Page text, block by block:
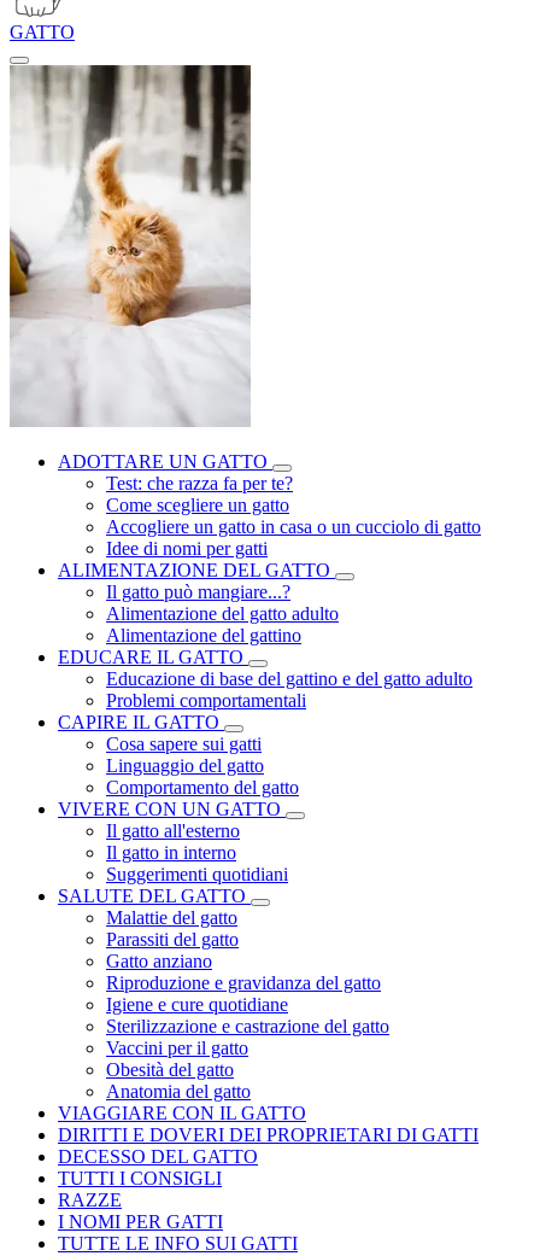
GATTO
ADOTTARE UN GATTO
Test: che razza fa per te?
Come scegliere un gatto
Accogliere un gatto in casa o un cucciolo di gatto
Idee di nomi per gatti
ALIMENTAZIONE DEL GATTO
Il gatto può mangiare...?
Alimentazione del gatto adulto
Alimentazione del gattino
EDUCARE IL GATTO
Educazione di base del gattino e del gatto adulto
Problemi comportamentali
CAPIRE IL GATTO
Cosa sapere sui gatti
Linguaggio del gatto
Comportamento del gatto
VIVERE CON UN GATTO
Il gatto all'esterno
Il gatto in interno
Suggerimenti quotidiani
SALUTE DEL GATTO
Malattie del gatto
Parassiti del gatto
Gatto anziano
Riproduzione e gravidanza del gatto
Igiene e cure quotidiane
Sterilizzazione e castrazione del gatto
Vaccini per il gatto
Obesità del gatto
Anatomia del gatto
VIAGGIARE CON IL GATTO
DIRITTI E DOVERI DEI PROPRIETARI DI GATTI
DECESSO DEL GATTO
TUTTI I CONSIGLI
RAZZE
I NOMI PER GATTI
TUTTE LE INFO SUI GATTI